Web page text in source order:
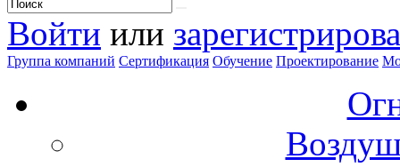
Войти или
Группа компаний Сертификация Обучение Проектирование